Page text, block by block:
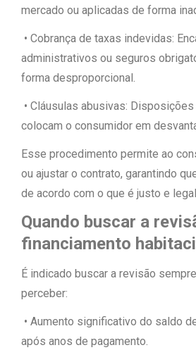
mercado ou aplicadas de forma
• Cobrança de taxas indevidas:
administrativos ou seguros
forma desproporcional.
• Cláusulas abusivas:
colocam o consumidor em
Esse procedimento permite ao
ou ajustar o contrato, garantindo
de acordo com o que é justo e
Quando buscar a
financiamento
É indicado buscar a revisão
perceber:
• Aumento significativo do saldo
após anos de pagamento.